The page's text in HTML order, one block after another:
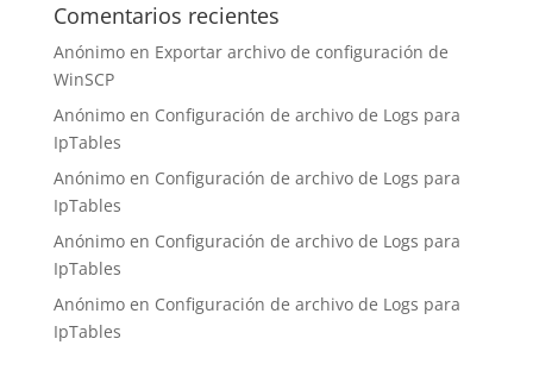
Comentarios recientes
Anónimoen Exportar archivo de configuración de
WinSCP
Anónimoen Configuración de archivo de Logs para
IpTables
Anónimoen Configuración de archivo de Logs para
IpTables
Anónimoen Configuración de archivo de Logs para
IpTables
Anónimoen Configuración de archivo de Logs para
IpTables